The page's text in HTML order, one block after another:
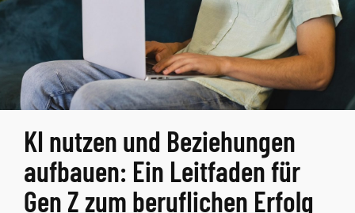
KI nutzen und Beziehungen
aufbauen: Ein Leitfaden für
Gen Z zum beruflichen Erfolg